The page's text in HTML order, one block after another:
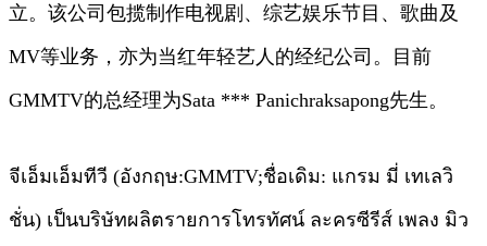
立。该公司包揽制作电视剧、综艺娱乐节目、歌曲及
MV等业务，亦为当红年轻艺人的经纪公司。目前
GMMTV的总经理为Sata *** Panichraksapong先生。
จีเอ็มเอ็มทีวี (อังกฤษ:GMMTV;ชื่อเดิม: แกรม มี่ เทเลวิ
ชั่น) เป็นบริษัทผลิตรายการโทรทัศน์ ละครซีรีส์ เพลง มิว